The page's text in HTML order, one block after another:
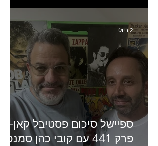
של יד2
ספיישל סיכום פסטיבל קאן-
פרק 441 עם קובי כהן
2 ביולי